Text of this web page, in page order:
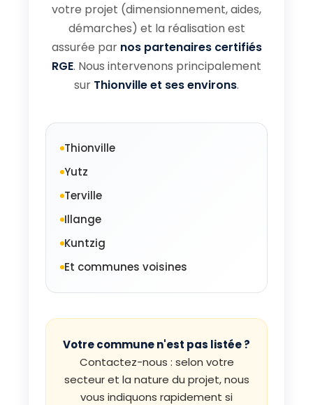
votre projet (dimensionnement, aides,
démarches) et la réalisation est
assurée par nos partenaires certifiés
RGE. Nous intervenons principalement
sur Thionville et ses environs.
Thionville
Yutz
Terville
Illange
Kuntzig
Et communes voisines
Votre commune n'est pas listée ?
Contactez-nous : selon votre
secteur et la nature du projet, nous
vous indiquons rapidement si